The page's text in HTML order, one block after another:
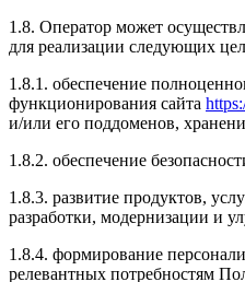
1.8. Оператор может
для реализации следующих
1.8.1. обеспечение
функционирования сайта
и/или его поддоменов,
1.8.2. обеспечение
1.8.3. развитие продуктов,
разработки, модернизации и
1.8.4. формирование
релевантных потребностям